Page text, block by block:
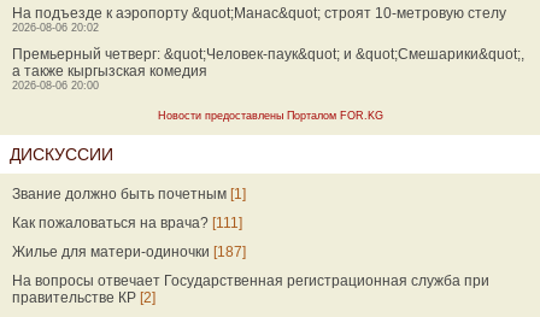
На подъезде к аэропорту &quot;Манас&quot; строят 10-метровую стелу
2026-08-06 20:02
Премьерный четверг: &quot;Человек-паук&quot; и &quot;Смешарики&quot;,
а также кыргызская комедия
2026-08-06 20:00
Новости предоставлены Порталом FOR.KG
ДИСКУССИИ
Звание должно быть почетным [1]
Как пожаловаться на врача? [111]
Жилье для матери-одиночки [187]
На вопросы отвечает Государственная регистрационная служба при
правительстве КР [2]